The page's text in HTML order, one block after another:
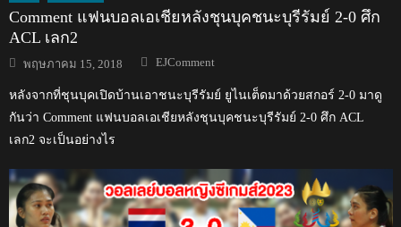
Comment แฟนบอลเอเชียหลังชุนบุคชนะบุรีรัมย์ 2-0 ศึก
ACL เลก2
Posted
on
พฤษภาคม 15, 2018 Author
EJComment
หลังจากที่ชุนบุคเปิดบ้านเอาชนะบุรีรัมย์ ยูไนเต็ดมาด้วยสกอร์ 2-0 มาดู
กันว่า Comment แฟนบอลเอเชียหลังชุนบุคชนะบุรีรัมย์ 2-0 ศึก ACL
เลก2 จะเป็นอย่างไร